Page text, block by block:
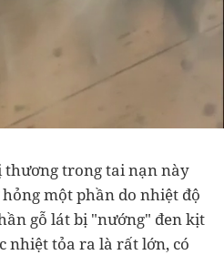
thương trong tai nạn này
một phần do nhiệt độ
gỗ lát bị "nướng" đen kịt
nhiệt tỏa ra là rất lớn, có